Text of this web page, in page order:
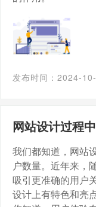
发布时间：2024-
网站设计过程
我们都知道，网站
户数量。近年来，
吸引更准确的用户
设计上有特色和亮